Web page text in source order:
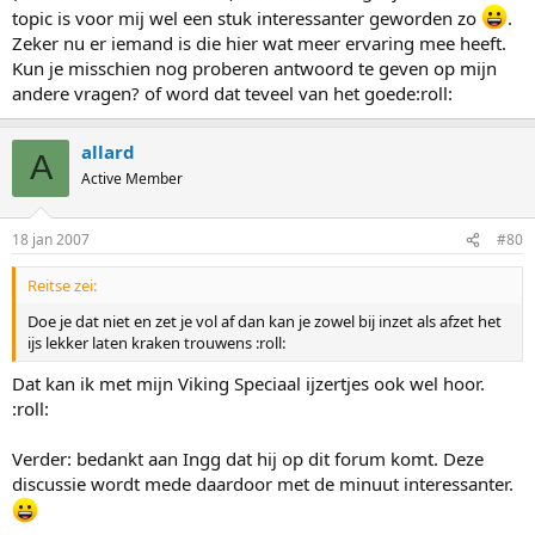
schaatsen. In ieder geval over het waarom dan. Over het hoe
heb ik nog geen idee. Ingg je had het over het breken van de
messen. Hoevaak gebeurt dat en op welke manier? Ik krijg
namelijk het vermoeden dat er teveel spanning op het mes
komt te staan door het benden (over hoeveel praten we
eigenlijk? meters, tientallen meters, honderden meters als
straal?) ik weet niet of hier al eens onderzoek naar is gedaan lijkt
mij wel eigenlijk maar ik weet daar eigenlijk te weinig over om
het zomaar te gaan proberen, maar misschien dat ik er via het
forum een beetje uit kan komen. Ook wil ik wel wat meer te
weten komen over het zelf ronding slijpen waar Ingg het over
had in zijn eerste stuk, maar dat komt later wel of in een ander
niet. denk ook niet dat het ooit echt de tekentafel verlaten heeft
topic is voor mij wel een stuk interessanter geworden zo
.
Zeker nu er iemand is die hier wat meer ervaring mee heeft.
Kun je misschien nog proberen antwoord te geven op mijn
andere vragen? of word dat teveel van het goede:roll:
A allard
Active Member
18 jan 2007 #80
Reitse zei:
Doe je dat niet en zet je vol af dan kan je zowel bij inzet als afzet het
ijs lekker laten kraken trouwens :roll:
Dat kan ik met mijn Viking Speciaal ijzertjes ook wel hoor.
:roll:
Verder: bedankt aan Ingg dat hij op dit forum komt. Deze
discussie wordt mede daardoor met de minuut interessanter.